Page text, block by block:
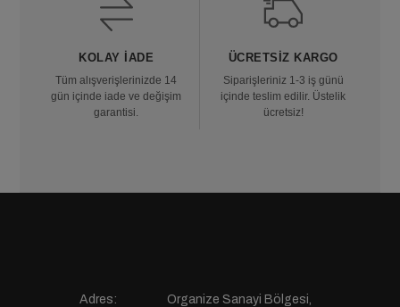
KOLAY İADE
Tüm alışverişlerinizde 14
gün içinde iade ve değişim
garantisi.
ÜCRETSIZ KARGO
Siparişleriniz 1-3 iş günü
içinde teslim edilir. Üstelik
ücretsiz!
Adres:
Organize Sanayi Bölgesi,